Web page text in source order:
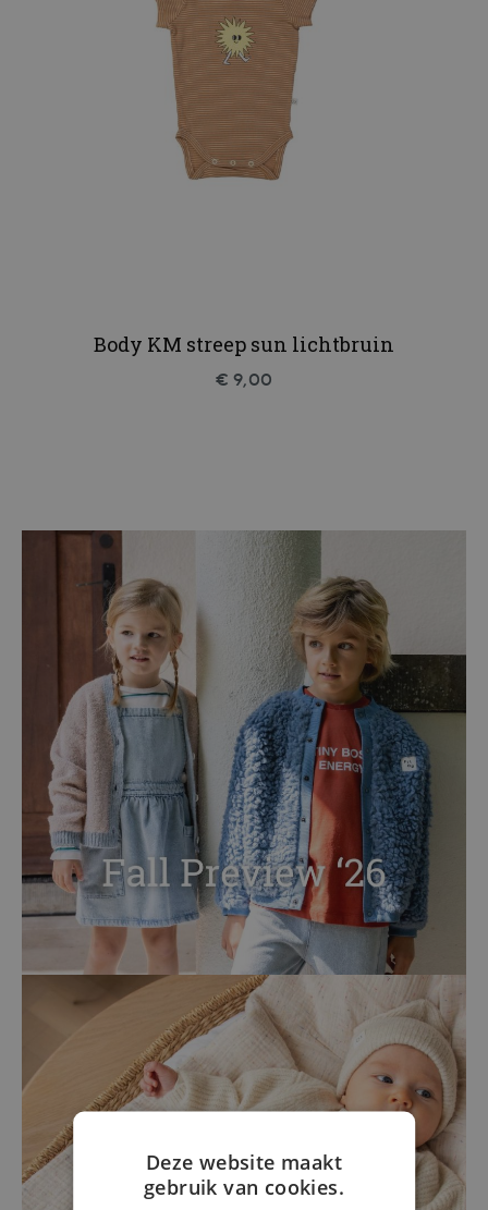
Body KM streep sun lichtbruin
€ 9,00
Deze website maakt
gebruik van cookies.